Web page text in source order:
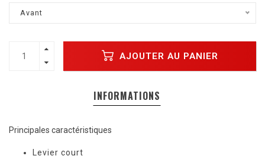
Avant
AJOUTER AU PANIER
INFORMATIONS
Principales caractéristiques
Levier court